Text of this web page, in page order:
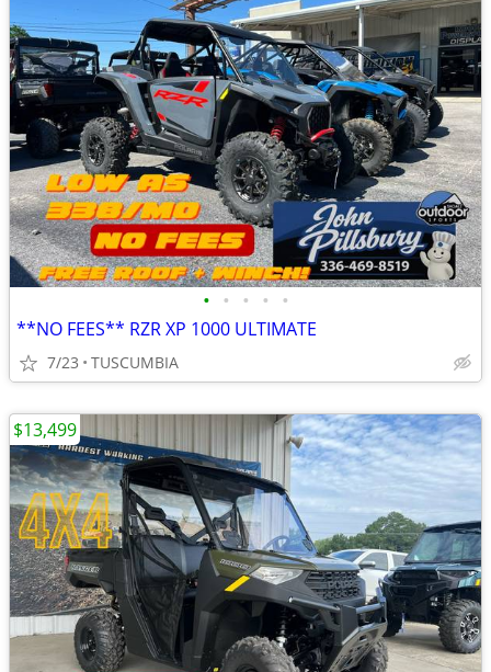
• • • • •
**NO FEES** RZR XP 1000 ULTIMATE
7/23 TUSCUMBIA
$13,499